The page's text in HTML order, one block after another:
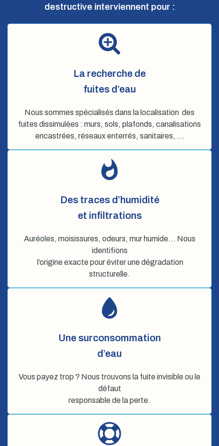
destructive interviennent pour :
La recherche de
fuites d’eau
Nous sommes spécialisés dans la localisation des
fuites dissimulées : murs, sols, plafonds, canalisations
encastrées, réseaux enterrés, sanitaires, …
Des traces d’humidité
et infiltrations
Auréoles, moisissures, odeurs, mur humide… Nous
identifions
l’origine exacte pour éviter une dégradation
structurelle.
Une surconsommation
d’eau
Vous payez trop ? Nous trouvons la fuite invisible ou le
défaut
responsable de la perte.